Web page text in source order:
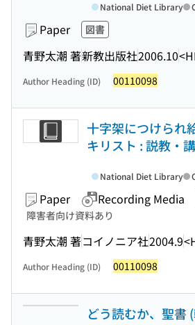
Paper 図書
青野太潮 著新教出版社2006.10
National Diet Library
Author Heading (ID) 00110098
十字架につけられ
キリスト : 説教・
Paper Recording Media
障害者向け資料あり
青野太潮 著コイノニア社2004.9
National Diet Library
Author Heading (ID) 00110098
どう読むか、聖書